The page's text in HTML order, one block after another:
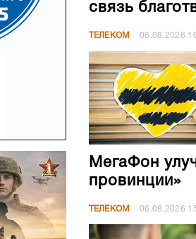
связь
ТЕЛЕКОМ 06.08.2026
МегаФон
провинции»
ТЕЛЕКОМ 06.08.2026